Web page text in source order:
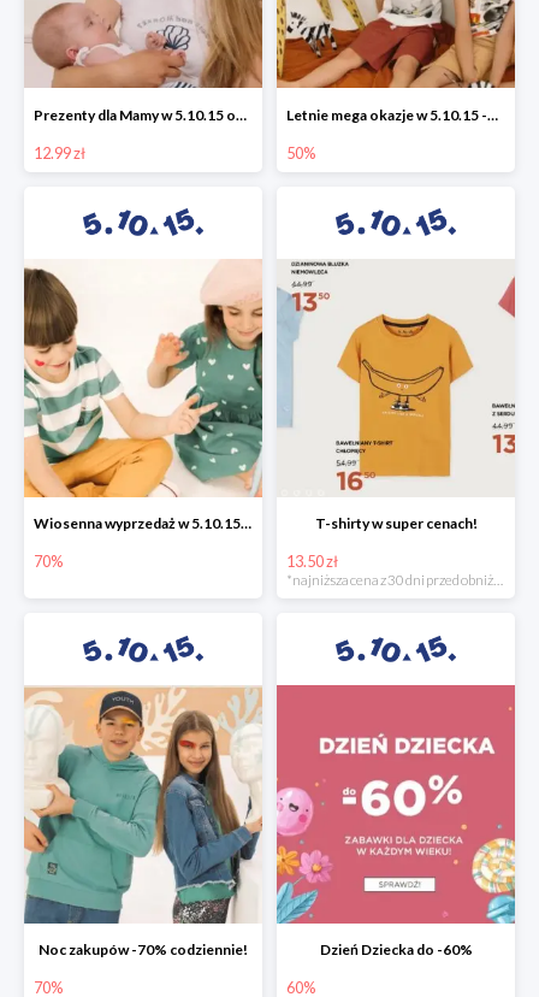
Prezenty dla Mamy w 5.10.15 od 12,99 zł
12.99 zł
Letnie mega okazje w 5.10.15 -50%
50%
Wiosenna wyprzedaż w 5.10.15 -70%
70%
T-shirty w super cenach!
13.50 zł
*najniższa cena z 30 dni przed obniżką
Noc zakupów -70% codziennie!
70%
Dzień Dziecka do -60%
60%